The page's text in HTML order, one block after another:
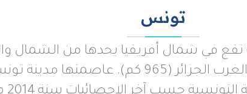
تونس
تقع في شمال أفريقيا يحدها من الشمال
ومن الجنوب الشرقي ليبيا (459 كم) ومن الغرب